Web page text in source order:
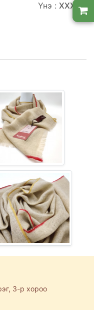
Үнэ : ХХХХХ
3-р хороо